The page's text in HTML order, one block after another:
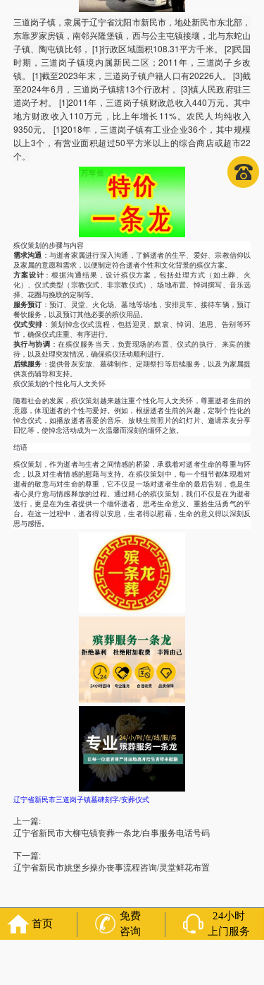
三道岗子镇，隶属于辽宁省沈阳市新民市，地处新民市东北部，
东靠罗家房镇，南邻兴隆堡镇，西与公主屯镇接壤，北与东蛇山
子镇、陶屯镇比邻， [1]行政区域面积108.31平方千米。 [2]民国
时期，三道岗子镇境内属新民二区；2011年，三道岗子乡改
镇。 [1]截至2023年末，三道岗子镇户籍人口有20226人。 [3]截
至2024年6月，三道岗子镇辖13个行政村， [3]镇人民政府驻三
道岗子村。 [1]2011年，三道岗子镇财政总收入440万元。其中
地方财政收入110万元，比上年增长11%。农民人均纯收入
9350元。 [1]2018年，三道岗子镇有工业企业36个，其中规模
以上3个，有营业面积超过50平方米以上的综合商店或超市22
个。
殡仪策划的步骤与内容
需求沟通 ：与逝者家属进行深入沟通，了解逝者的生平、爱好、宗教信仰以
及家属的意愿和需求，以便制定符合逝者个性和文化背景的殡仪方案。
方案设计 ：根据沟通结果，设计殡仪方案，包括处理方式（如土葬、火
化）、仪式类型（宗教仪式、非宗教仪式）、场地布置、悼词撰写、音乐选
择、花圈与挽联的定制等。
服务预订 ：预订、灵堂、火化场、墓地等场地，安排灵车、接待车辆，预订
餐饮服务，以及预订其他必要的殡仪用品。
仪式安排 ：策划悼念仪式流程，包括迎灵、默哀、悼词、追思、告别等环
节，确保仪式庄重、有序进行。
执行与协调 ：在殡仪服务当天，负责现场的布置、仪式的执行、来宾的接
待，以及处理突发情况，确保殡仪活动顺利进行。
后续服务 ：提供骨灰安放、墓碑制作、定期祭扫等后续服务，以及为家属提
供哀伤辅导和支持。
殡仪策划的个性化与人文关怀
随着社会的发展，殡仪策划越来越注重个性化与人文关怀，尊重逝者生前的
意愿，体现逝者的个性与爱好。例如，根据逝者生前的兴趣，定制个性化的
悼念仪式，如播放逝者喜爱的音乐、放映生前照片的幻灯片、邀请亲友分享
回忆等，使悼念活动成为一次温馨而深刻的缅怀之旅。
结语
殡仪策划，作为逝者与生者之间情感的桥梁，承载着对逝者生命的尊重与怀
念，以及对生者情感的慰藉与支持。在殡仪策划中，每一个细节都体现着对
逝者的敬意与对生命的尊重，它不仅是一场对逝者生命的最后告别，也是生
者心灵疗愈与情感释放的过程。通过精心的殡仪策划，我们不仅是在为逝者
送行，更是在为生者提供一个缅怀逝者、思考生命意义、重拾生活勇气的平
台。在这一过程中，逝者得以安息，生者得以慰藉，生命的意义得以深刻反
思与感悟。
辽宁省新民市三道岗子镇墓碑刻字/安葬仪式
上一篇:
辽宁省新民市大柳屯镇丧葬一条龙/白事服务电话号码
下一篇:
辽宁省新民市姚堡乡操办丧事流程咨询/灵堂鲜花布置
首页
免费
咨询
24小时
上门服务